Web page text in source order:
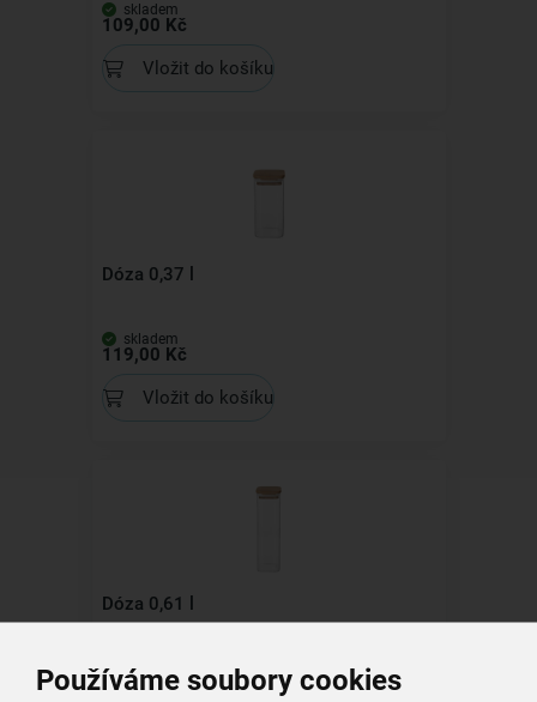
Používáme soubory cookies
skladem
109,00 Kč
Vložit do košíku
Dóza 0,37 l
skladem
119,00 Kč
Vložit do košíku
Dóza 0,61 l
skladem
139,00 Kč